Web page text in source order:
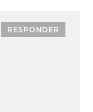
RESPONDER